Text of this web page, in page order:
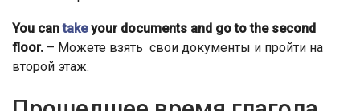
You cantakeyour documents and go to the second
floor. – Можете взять свои документы и пройти на
второй этаж.